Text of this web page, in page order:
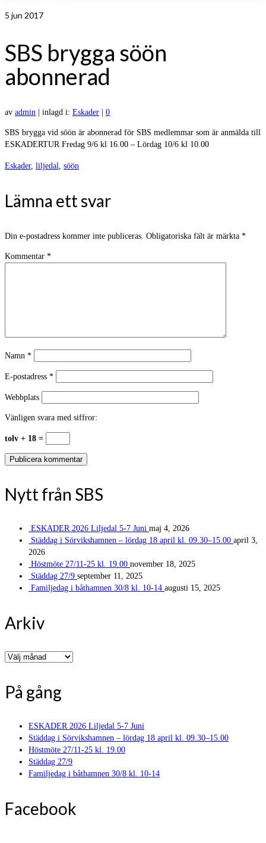
5 jun 2017
SBS brygga söön
abonnerad
av admin inlagd i: Eskader 0
SBS brygga vid söön är abonnerad för SBS medlemmar som är anmälda till
ESKADERTUR Fredag 9/6 kl 16.00 – Lördag 10/6 kl 10.00
Eskader, liljedal, söön
Lämna ett svar
Din e-postadress kommer inte publiceras. Obligatoriska fält är märkta *
Kommentar *
Namn *
E-postadress *
Webbplats
Vänligen svara med siffror:
tolv + 18 =
Nytt från SBS
ESKADER 2026 Liljedal 5-7 Juni maj 4, 2026
Städdag i Sörvikshamnen – lördag 18 april kl. 09.30–15.00 april 3,
2026
Höstmöte 27/11-25 kl. 19.00 november 18, 2025
Städdag 27/9 september 11, 2025
Familjedag i båthamnen 30/8 kl. 10-14 augusti 15, 2025
Arkiv
Arkiv
På gång
ESKADER 2026 Liljedal 5-7 Juni
Städdag i Sörvikshamnen – lördag 18 april kl. 09.30–15.00
Höstmöte 27/11-25 kl. 19.00
Städdag 27/9
Familjedag i båthamnen 30/8 kl. 10-14
Facebook